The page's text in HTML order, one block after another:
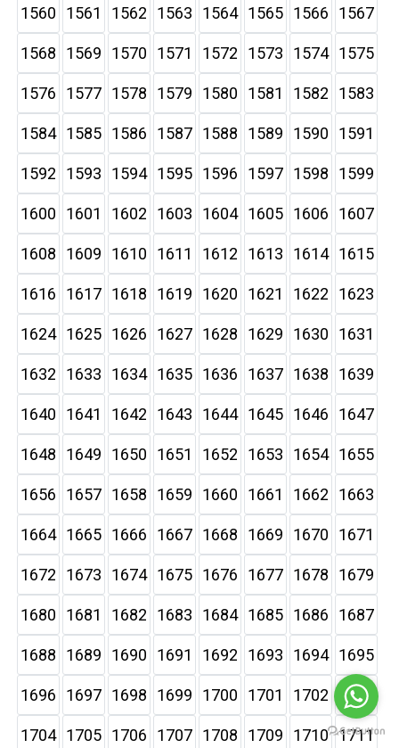
1560 1561 1562 1563 1564 1565 1566 1567
1568 1569 1570 1571 1572 1573 1574 1575
1576 1577 1578 1579 1580 1581 1582 1583
1584 1585 1586 1587 1588 1589 1590 1591
1592 1593 1594 1595 1596 1597 1598 1599
1600 1601 1602 1603 1604 1605 1606 1607
1608 1609 1610 1611 1612 1613 1614 1615
1616 1617 1618 1619 1620 1621 1622 1623
1624 1625 1626 1627 1628 1629 1630 1631
1632 1633 1634 1635 1636 1637 1638 1639
1640 1641 1642 1643 1644 1645 1646 1647
1648 1649 1650 1651 1652 1653 1654 1655
1656 1657 1658 1659 1660 1661 1662 1663
1664 1665 1666 1667 1668 1669 1670 1671
1672 1673 1674 1675 1676 1677 1678 1679
1680 1681 1682 1683 1684 1685 1686 1687
1688 1689 1690 1691 1692 1693 1694 1695
1696 1697 1698 1699 1700 1701 1702 1703
1704 1705 1706 1707 1708 1709 1710 1711